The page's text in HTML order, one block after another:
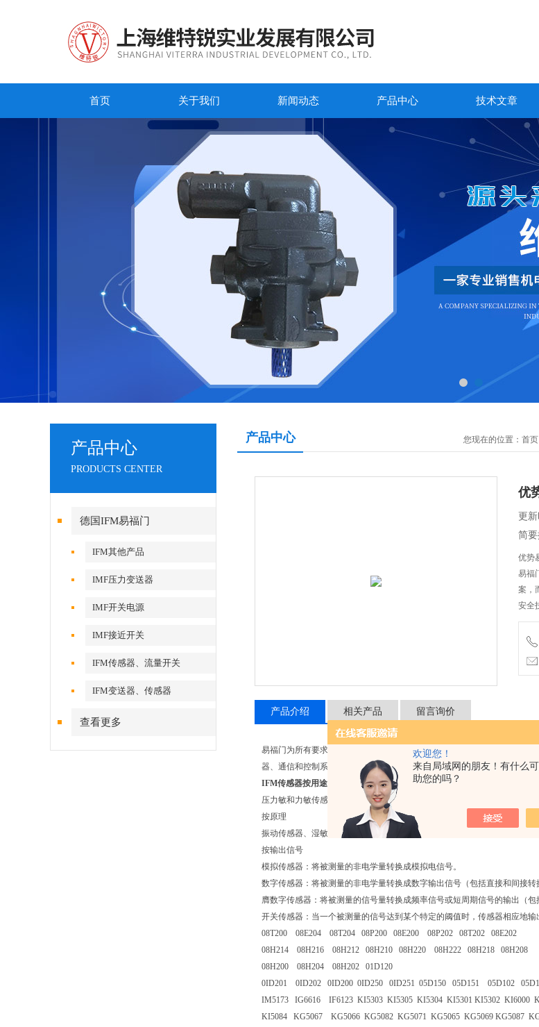
欢迎您！
来自局域网的朋友！有什么
助您的吗？
首页 关于我们 新闻动态 产品中心 技术文章
产品中心
PRODUCTS CENTER
德国IFM易福门
IFM其他产品
IMF压力变送器
IMF开关电源
IMF接近开关
IFM传感器、流量开关
IFM变送器、传感器
查看更多
产品中心 您现在的位置： 首页
优
更
简要
优势
易福
案，
安全
用奠
产品介绍 相关产品 留言询价
易福门为所有要求工业自动化的行业提供产品和系统。客户从易福门得到
器、通信和控制系统以及安全技术领域等产品范围的方案。
IFM传感器按用途分为：
压力敏和力敏传感器、位置传感器、液位传感器、能耗传感器、速度传感
按原理
振动传感器、湿敏传感器、磁敏传感器、气敏传感器、真空度传感器、生物
按输出信号
模拟传感器：将被测量的非电学量转换成模拟电信号。
数字传感器：将被测量的非电学量转换成数字输出信号（包括直接和间接转
膺数字传感器：将被测量的信号量转换成频率信号或短周期信号的输出（包
开关传感器：当一个被测量的信号达到某个特定的阈值时，传感器相应地输
08T200 08E204 08T204 08P200 08E200 08P202 08T202 08E202
08H214 08H216 08H212 08H210 08H220 08H222 08H218 08H208
08H200 08H204 08H202 01D120
0ID201 0ID202 0ID200 0ID250 0ID251 05D150 05D151 05D102
IM5173 IG6616 IF6123 KI5303 KI5305 KI5304 KI5301 KI5302 KI6000
KI5084 KG5067 KG5066 KG5082 KG5071 KG5065 KG5069 KG5087